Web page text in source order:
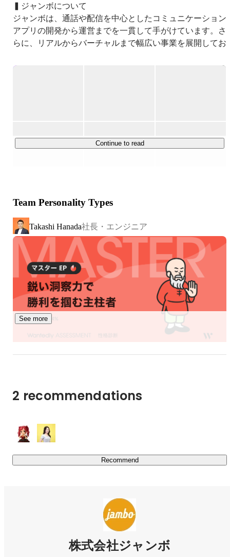
▍ジャンボについて
ジャンボは、通話や配信を中心としたコミュニケーション
アプリの開発から運営までを一貫して手がけています。さ
らに、リアルからバーチャルまで幅広い事業を展開してお
開にも力を入れています。
毎日約6万人のユーザーにご利用いただいています。現
▍チームについて
社員数は50名(うち女性12名)ほどで、開発スタッフ(エン
ジニア)と運営スタッフ(カスタマーサクセス・マーケタ
ー・デザイナー)の比率は 5 : 5 です。
サービスの拡大に伴うい今回デザイナー職の募集に至りま
した。
Continue to read
Team Personality Types
Takashi Hanada社長・エンジニア
See more
2 recommendations
Recommend
株式会社ジャンボ